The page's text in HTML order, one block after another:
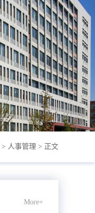
> 人事管理 > 正文
More+